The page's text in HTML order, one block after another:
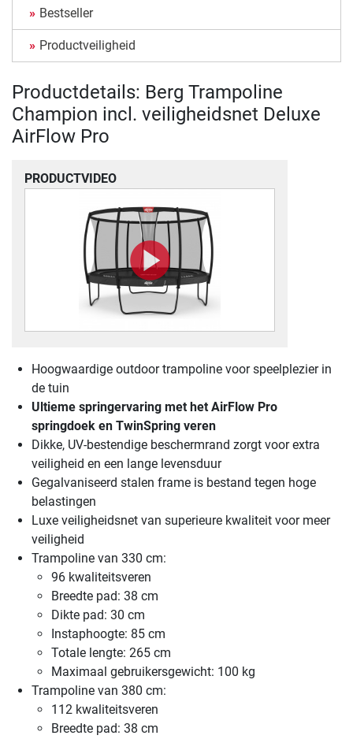
Bestseller
Productveiligheid
Productdetails: Berg Trampoline
Champion incl. veiligheidsnet Deluxe
AirFlow Pro
PRODUCTVIDEO
Hoogwaardige outdoor trampoline voor speelplezier in
de tuin
Ultieme springervaring met het AirFlow Pro
springdoek en TwinSpring veren
Dikke, UV-bestendige beschermrand zorgt voor extra
veiligheid en een lange levensduur
Gegalvaniseerd stalen frame is bestand tegen hoge
belastingen
Luxe veiligheidsnet van superieure kwaliteit voor meer
veiligheid
Trampoline van 330 cm:
96 kwaliteitsveren
Breedte pad: 38 cm
Dikte pad: 30 cm
Instaphoogte: 85 cm
Totale lengte: 265 cm
Maximaal gebruikersgewicht: 100 kg
Trampoline van 380 cm:
112 kwaliteitsveren
Breedte pad: 38 cm